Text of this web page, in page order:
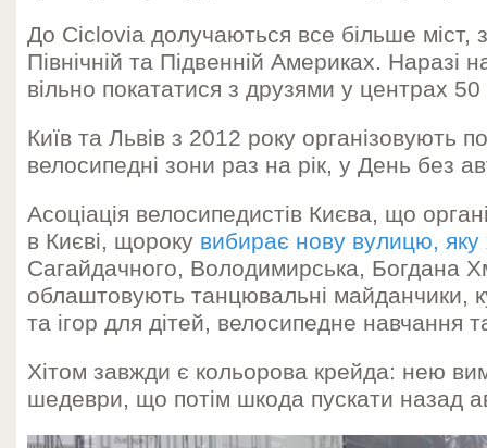
До Сiclovia долучаються все більше міст,
Північній та Підвенній Америках. Наразі
вільно покататися з друзями у центрах 50
Київ та Львів з 2012 року організовують
велосипедні зони раз на рік, у День без
Асоціація велосипедистів Києва, що
в Києві, щороку вибирає нову вулицю, яку
Сагайдачного, Володимирська, Богдана
облаштовують танцювальні майданчики,
та ігор для дітей, велосипедне навчання
Хітом завжди є кольорова крейда: нею
шедеври, що потім шкода пускати назад